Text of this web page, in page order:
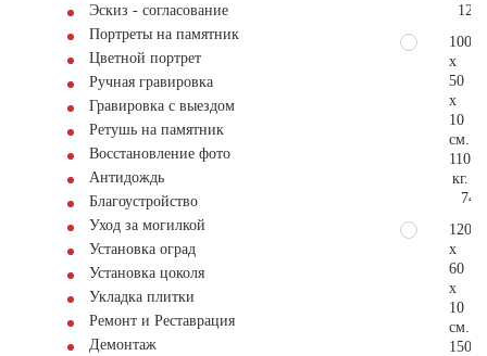
Эскиз - согласование
Портреты на памятник
Цветной портрет
Ручная гравировка
Гравировка с выездом
Ретушь на памятник
Восстановление фото
Антидождь
Благоустройство
Уход за могилкой
Установка оград
Установка цоколя
Укладка плитки
Ремонт и Реставрация
Демонтаж
100
x
50
x
10
см.
110
кг.
120
x
60
x
10
см.
150